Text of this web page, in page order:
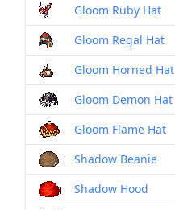
Gloom Ruby Hat
Gloom Regal Hat
Gloom Horned Hat
Gloom Demon Hat
Gloom Flame Hat
Shadow Beanie
Shadow Hood